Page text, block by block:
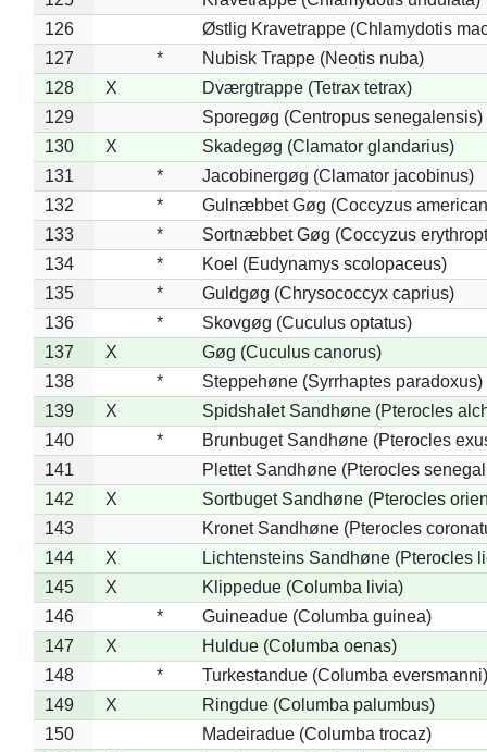
126
Østlig Kravetrappe (Chlamydotis
127
*
Nubisk Trappe (Neotis nuba)
128
X
Dværgtrappe (Tetrax tetrax)
129
Sporegøg (Centropus senegalensis)
130
X
Skadegøg (Clamator glandarius)
131
*
Jacobinergøg (Clamator jacobinus)
132
*
Gulnæbbet Gøg (Coccyzus
133
*
Sortnæbbet Gøg (Coccyzus
134
*
Koel (Eudynamys scolopaceus)
135
*
Guldgøg (Chrysococcyx caprius)
136
*
Skovgøg (Cuculus optatus)
137
X
Gøg (Cuculus canorus)
138
*
Steppehøne (Syrrhaptes paradoxus)
139
X
Spidshalet Sandhøne (Pterocles
140
*
Brunbuget Sandhøne (Pterocles
141
Plettet Sandhøne (Pterocles
142
X
Sortbuget Sandhøne (Pterocles
143
Kronet Sandhøne (Pterocles
144
X
Lichtensteins Sandhøne (Pterocles
145
X
Klippedue (Columba livia)
146
*
Guineadue (Columba guinea)
147
X
Huldue (Columba oenas)
148
*
Turkestandue (Columba eversmanni)
149
X
Ringdue (Columba palumbus)
150
Madeiradue (Columba trocaz)